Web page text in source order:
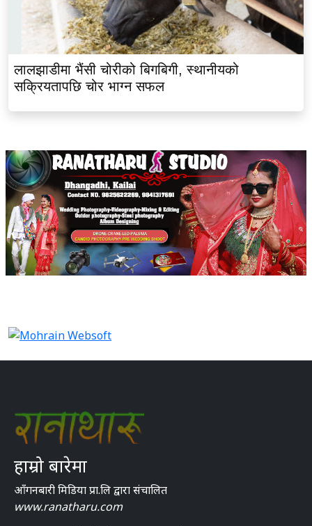
लालझाडीमा भैंसी चोरीको बिगबिगी, स्थानीयको
सक्रियतापछि चोर भाग्न सफल
हाम्रो बारेमा
आँगनबारी मिडिया प्रा.लि द्वारा संचालित
www.ranatharu.com